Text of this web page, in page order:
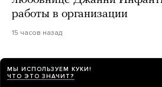
работы в организации
15 часов назад
МЫ ИСПОЛЬЗУЕМ КУКИ!
ЧТО ЭТО ЗНАЧИТ?